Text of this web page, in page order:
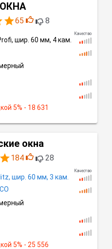
65 8
Качество
Profi, шир. 60 мм, 4кам.
5% - 18 631
окна
184 28
Качество
шир. 60 мм, 3 кам.
5% - 25 556